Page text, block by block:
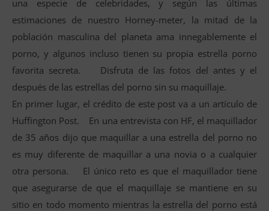
una especie de celebridades, y según las últimas
estimaciones de nuestro Horney-meter, la mitad de la
población masculina del planeta ama innegablemente el
porno, y algunos incluso tienen su propia estrella porno
favorita secreta. Disfruta de las fotos del antes y el
después de las estrellas del porno sin su maquillaje.
En primer lugar, el crédito de este post va a un artículo de
Huffington Post. En una entrevista con HF, el maquillador
de 35 años dijo que maquillar a una estrella del porno no
es muy diferente de maquillar a una novia o a cualquier
otra persona. El único reto es que el maquillador tiene
que asegurarse de que el maquillaje se mantiene en su
sitio en todo momento mientras la estrella del porno está